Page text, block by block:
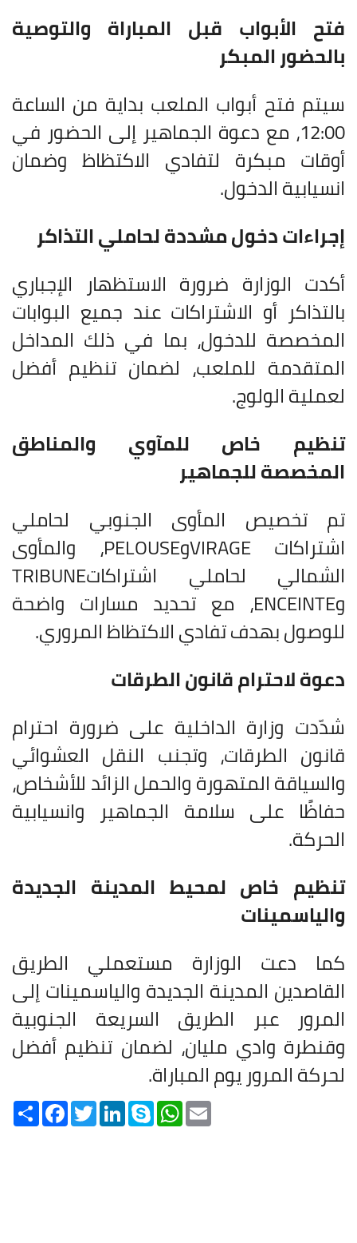
فتح الأبواب قبل المباراة والتوصية
بالحضور المبكر
سيتم فتح أبواب الملعب بداية من الساعة
12:00، مع دعوة الجماهير إلى الحضور في
أوقات مبكرة لتفادي الاكتظاظ وضمان
انسيابية الدخول.
إجراءات دخول مشددة لحاملي التذاكر
أكدت الوزارة ضرورة الاستظهار الإجباري
بالتذاكر أو الاشتراكات عند جميع البوابات
المخصصة للدخول، بما في ذلك المداخل
المتقدمة للملعب، لضمان تنظيم أفضل
لعملية الولوج.
تنظيم خاص للمآوي والمناطق
المخصصة للجماهير
تم تخصيص المأوى الجنوبي لحاملي
اشتراكات VIRAGEوPELOUSE، والمأوى
الشمالي لحاملي اشتراكاتTRIBUNE
وENCEINTE، مع تحديد مسارات واضحة
للوصول بهدف تفادي الاكتظاظ المروري.
دعوة لاحترام قانون الطرقات
شدّدت وزارة الداخلية على ضرورة احترام
قانون الطرقات، وتجنب النقل العشوائي
والسياقة المتهورة والحمل الزائد للأشخاص،
حفاظًا على سلامة الجماهير وانسيابية
الحركة.
تنظيم خاص لمحيط المدينة الجديدة
والياسمينات
كما دعت الوزارة مستعملي الطريق
القاصدين المدينة الجديدة والياسمينات إلى
المرور عبر الطريق السريعة الجنوبية
وقنطرة وادي مليان، لضمان تنظيم أفضل
لحركة المرور يوم المباراة.
Share FacebookTwitterLinkedInSkype WhatsApp